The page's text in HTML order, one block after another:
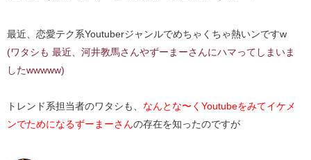
最近、恋愛テク系Youtuberジャンルでめちゃくちゃ熱いンですw
(ワタシも 最近、河井教馬さんやずーまーさんにハマってしまいま
したwwwww)
トレンド系担当者のワタシも、 なんとな〜くYoutubeをみてイケメ
ンでためになるずーまーさん の存在を知ったのですが